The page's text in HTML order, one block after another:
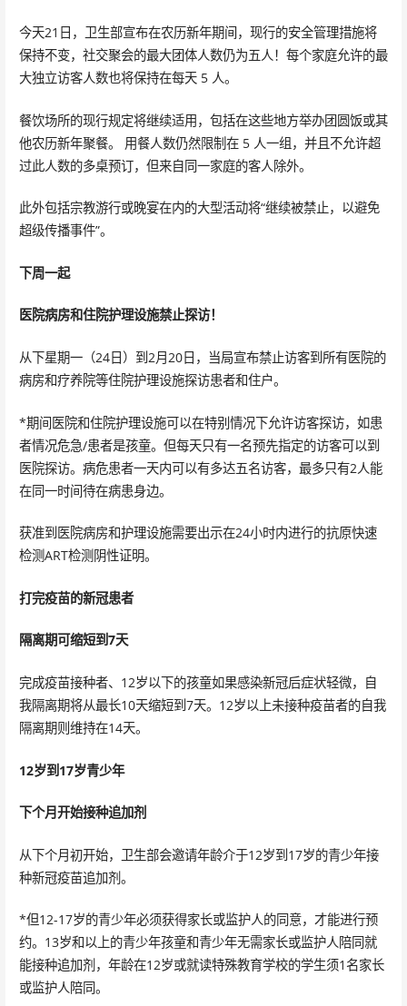
今天21日，卫生部宣布在农历新年期间，现行的安全管理措施将
保持不变，社交聚会的最大团体人数仍为五人！每个家庭允许的最
大独立访客人数也将保持在每天 5 人。
餐饮场所的现行规定将继续适用，包括在这些地方举办团圆饭或其
他农历新年聚餐。 用餐人数仍然限制在 5 人一组，并且不允许超
过此人数的多桌预订，但来自同一家庭的客人除外。
此外包括宗教游行或晚宴在内的大型活动将“继续被禁止，以避免
超级传播事件”。
下周一起
医院病房和住院护理设施禁止探访！
从下星期一（24日）到2月20日，当局宣布禁止访客到所有医院的
病房和疗养院等住院护理设施探访患者和住户。
*期间医院和住院护理设施可以在特别情况下允许访客探访，如患
者情况危急/患者是孩童。但每天只有一名预先指定的访客可以到
医院探访。病危患者一天内可以有多达五名访客，最多只有2人能
在同一时间待在病患身边。
获准到医院病房和护理设施需要出示在24小时内进行的抗原快速
检测ART检测阴性证明。
打完疫苗的新冠患者
隔离期可缩短到7天
完成疫苗接种者、12岁以下的孩童如果感染新冠后症状轻微，自
我隔离期将从最长10天缩短到7天。12岁以上未接种疫苗者的自我
隔离期则维持在14天。
12岁到17岁青少年
下个月开始接种追加剂
从下个月初开始，卫生部会邀请年龄介于12岁到17岁的青少年接
种新冠疫苗追加剂。
*但12-17岁的青少年必须获得家长或监护人的同意，才能进行预
约。13岁和以上的青少年孩童和青少年无需家长或监护人陪同就
能接种追加剂，年龄在12岁或就读特殊教育学校的学生须1名家长
或监护人陪同。